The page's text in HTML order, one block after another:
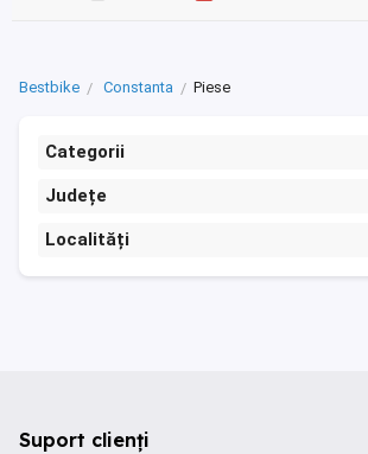
Bestbike Constanta Piese
Categorii
Județe
Localități
Suport clienți